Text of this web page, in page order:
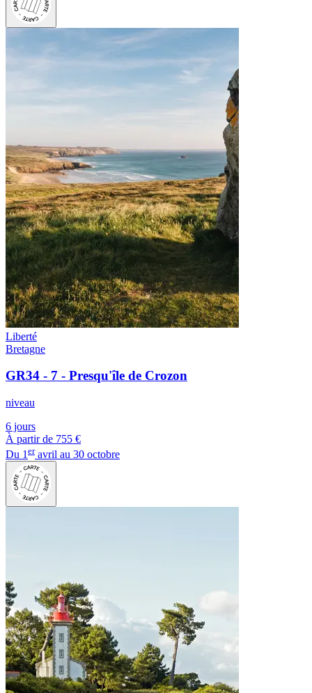
Liberté
Bretagne
GR34 - 7 - Presqu'île de Crozon
niveau
6 jours
À partir de 755 €
Du 1eravril au 30 octobre